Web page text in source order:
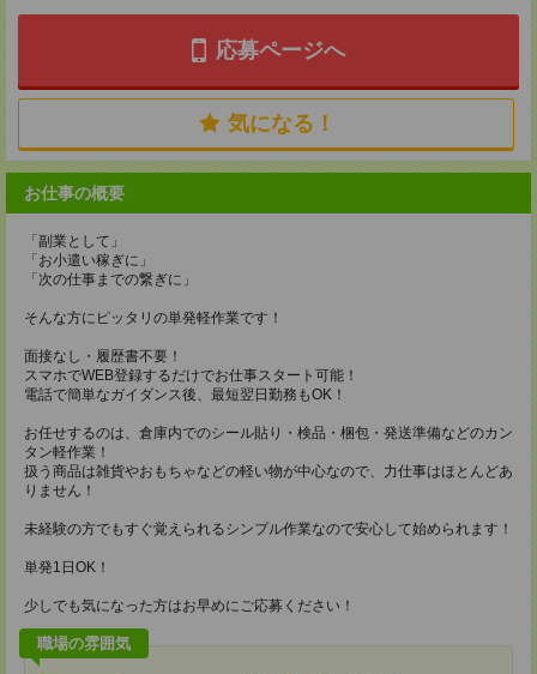
応募ページへ
気になる！
お仕事の概要
「副業として」
「お小遣い稼ぎに」
「次の仕事までの繋ぎに」
そんな方にピッタリの単発軽作業です！
面接なし・履歴書不要！
スマホでWEB登録するだけでお仕事スタート可能！
電話で簡単なガイダンス後、最短翌日勤務もOK！
お任せするのは、倉庫内でのシール貼り・検品・梱包・発送準備などのカン
タン軽作業！
扱う商品は雑貨やおもちゃなどの軽い物が中心なので、力仕事はほとんどあ
りません！
未経験の方でもすぐ覚えられるシンプル作業なので安心して始められます！
単発1日OK！
少しでも気になった方はお早めにご応募ください！
職場の雰囲気